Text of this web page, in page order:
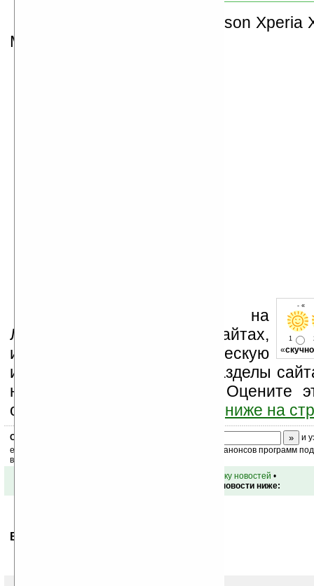
Деморолик на Sony Ericsson Xperia
Mini Pro:
- «
1
«скучно
Устанавливайте линк на
Ладошки на своих сайтах,
изучайте коммерческую
информацию, посещайте разделы
новости, файлы, прочие). Оцените
оставьте свой комментарий ниже на
Скоро
и
ежедневный или еженедельный дайджест новостей, анонсов программ
ваш почтовый ящик.
вернуться к списку новостей •
Обсуждение этой новости ниже:
Ваше мнение будет первым.